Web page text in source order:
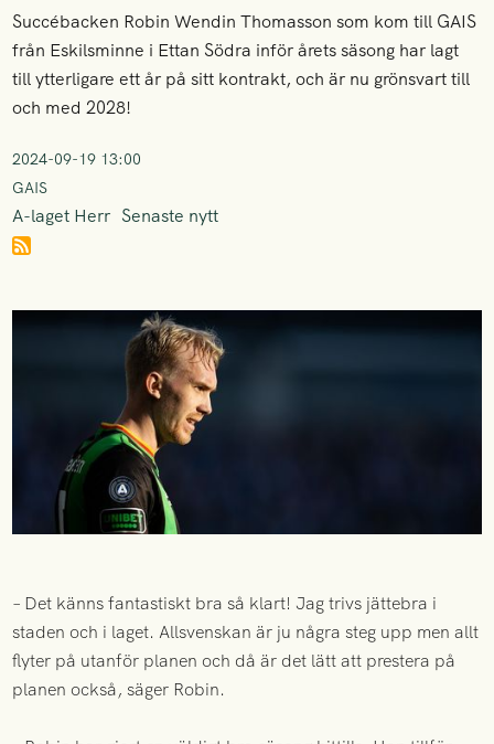
Succébacken Robin Wendin Thomasson som kom till GAIS
från Eskilsminne i Ettan Södra inför årets säsong har lagt
till ytterligare ett år på sitt kontrakt, och är nu grönsvart till
och med 2028!
2024-09-19 13:00
GAIS
A-laget Herr Senaste nytt
– Det känns fantastiskt bra så klart! Jag trivs jättebra i
staden och i laget. Allsvenskan är ju några steg upp men allt
flyter på utanför planen och då är det lätt att prestera på
planen också, säger Robin.